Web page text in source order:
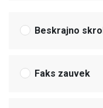
Beskrajno
Faks zauvek